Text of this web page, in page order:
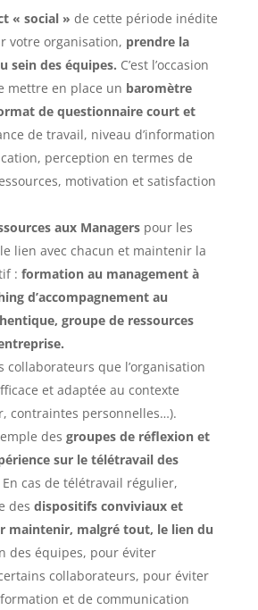
« social » de cette période inédite
votre organisation, prendre la
sein des équipes. C’est l’occasion
mettre en place un baromètre
de questionnaire court et
de travail, niveau d’information
perception en termes de
motivation et satisfaction
aux Managerspour les
lien avec chacun et maintenir la
: formation au management à
d’accompagnement au
groupe de ressources
collaborateurs que l’organisation
et adaptée au contexte
contraintes personnelles…).
des groupes de réflexion et
sur le télétravaildes
En cas de télétravail régulier,
des dispositifs conviviaux et
maintenir, malgré tout, le lien du
des équipes, pour éviter
collaborateurs, pour éviter
et de communication